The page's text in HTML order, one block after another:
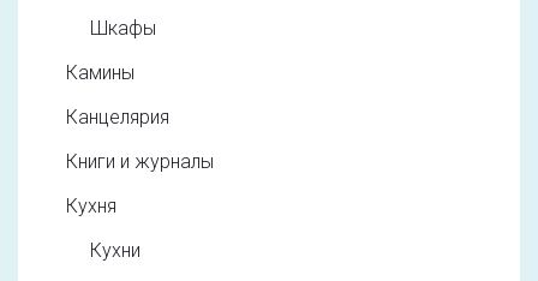
Шкафы
Камины
Канцелярия
Книги и журналы
Кухня
Кухни